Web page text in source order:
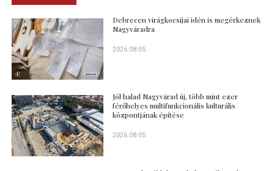
Debrecen virágkocsijai idén is megérkeznek
Nagyváradra
2026.08.05
Jól halad Nagyvárad új, több mint ezer
férőhelyes multifunkcionális kulturális
központjának építése
2026.08.05